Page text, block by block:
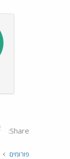
Share:
פורומים